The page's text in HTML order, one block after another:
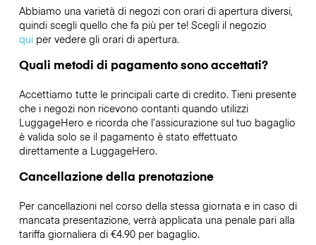
Abbiamo una varietà di negozi con orari di apertura diversi,
quindi scegli quello che fa più per te! Scegli il negozio
quiper vedere gli orari di apertura.
Quali metodi di pagamento sono accettati?
Accettiamo tutte le principali carte di credito. Tieni presente
che i negozi non ricevono contanti quando utilizzi
LuggageHero e ricorda che l’assicurazione sul tuo bagaglio
è valida solo se il pagamento è stato effettuato
direttamente a LuggageHero.
Cancellazione della prenotazione
Per cancellazioni nel corso della stessa giornata e in caso di
mancata presentazione, verrà applicata una penale pari alla
tariffa giornaliera di €4.90 per bagaglio.